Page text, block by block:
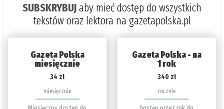
SUBSKRYBUJaby mieć dostęp do wszystkich
tekstów oraz lektora na gazetapolska.pl
Gazeta Polska
miesięcznie
34 zł
miesięcznie
Gazeta Polska - na
1 rok
340 zł
rocznie